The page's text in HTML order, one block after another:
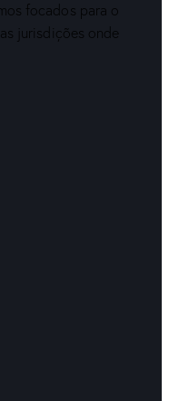
focados para o
jurisdições onde